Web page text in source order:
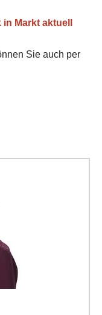
Markt aktuell
Sie auch per